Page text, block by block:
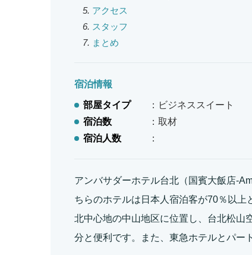
アクセス
スタッフ
まとめ
宿泊情報
部屋タイプ
：ビジネススイート
宿泊数
：取材
宿泊人数
：
アンバサダーホテル台北（国賓大飯店-
ちらのホテルは日本人宿泊客が70％以
北中心地の中山地区に位置し、台北松山
分と便利です。また、東急ホテルとパー